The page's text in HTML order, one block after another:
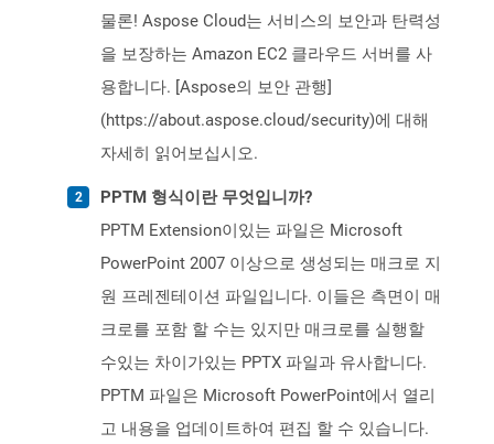
물론! Aspose Cloud는 서비스의 보안과 탄력성
을 보장하는 Amazon EC2 클라우드 서버를 사
용합니다. [Aspose의 보안 관행]
(https://about.aspose.cloud/security)에 대해
자세히 읽어보십시오.
PPTM 형식이란 무엇입니까?
PPTM Extension이있는 파일은 Microsoft
PowerPoint 2007 이상으로 생성되는 매크로 지
원 프레젠테이션 파일입니다. 이들은 측면이 매
크로를 포함 할 수는 있지만 매크로를 실행할
수있는 차이가있는 PPTX 파일과 유사합니다.
PPTM 파일은 Microsoft PowerPoint에서 열리
고 내용을 업데이트하여 편집 할 수 있습니다.